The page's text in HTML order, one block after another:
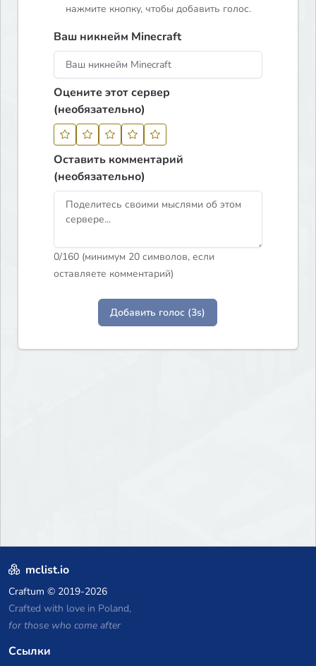
нажмите кнопку, чтобы добавить голос.
Ваш никнейм Minecraft
Оцените этот сервер
(необязательно)
Оставить комментарий
(необязательно)
0/160 (минимум 20 символов, если
оставляете комментарий)
Добавить голос (3s)
mclist.io
Craftum © 2019-2026
Crafted with love in Poland,
for those who come after
Ссылки